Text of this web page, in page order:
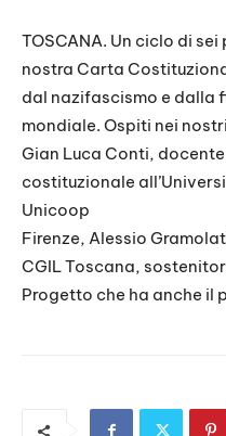
LINK
EMBED
TOSCANA. Un ciclo di
nostra Carta
dal nazifascismo e dalla
mondiale. Ospiti nei
Gian Luca Conti,
costituzionale
Unicoop
Firenze, Alessio
CGIL Toscana,
Progetto che ha anche il